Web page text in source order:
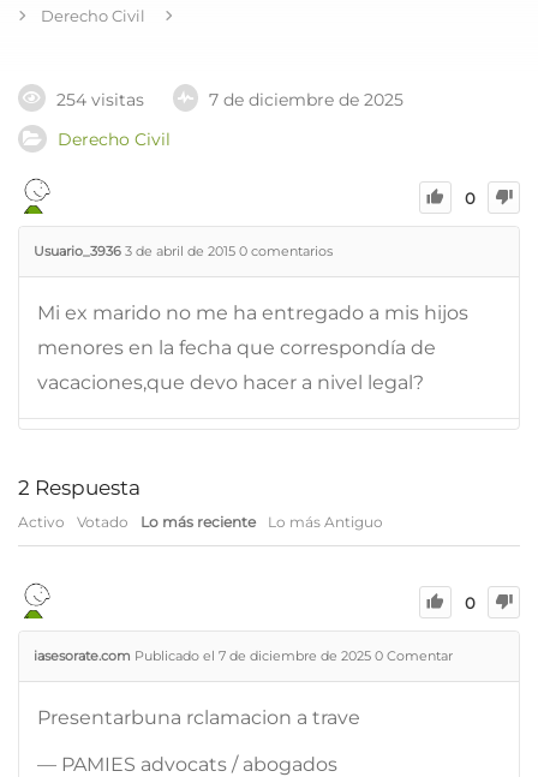
Derecho Civil
254 visitas
7 de diciembre de 2025
Derecho Civil
0
Usuario_3936 3 de abril de 2015 0 comentarios
Mi ex marido no me ha entregado a mis hijos
menores en la fecha que correspondía de
vacaciones,que devo hacer a nivel legal?
2 Respuesta
Activo Votado Lo más reciente Lo más Antiguo
0
iasesorate.com Publicado el 7 de diciembre de 2025 0 Comentar
Presentarbuna rclamacion a trave
— PAMIES advocats / abogados